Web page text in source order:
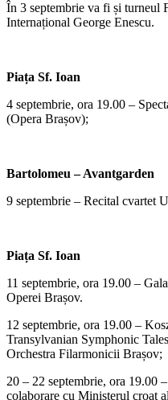
În 3 septembrie va fi și turneul
Internațional George Enescu.
Piața Sf. Ioan
4 septembrie, ora 19.00 –
(Opera Brașov);
Bartolomeu – Avantgarden
9 septembrie – Recital cvartet
Piața Sf. Ioan
11 septembrie, ora 19.00 –
Operei Brașov.
12 septembrie, ora 19.00 –
Transylvanian Symphonic
Orchestra Filarmonicii Brașov;
20 – 22 septembrie, ora 19.00
colaborare cu Ministerul croat